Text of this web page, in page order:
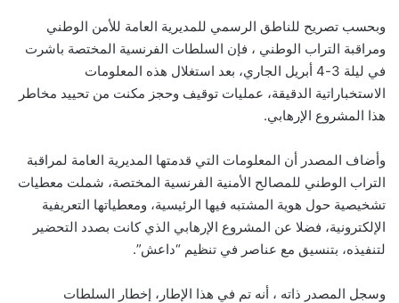
وبحسب تصريح للناطق الرسمي للمديرية العامة للأمن الوطني
ومراقبة التراب الوطني ، فإن السلطات الفرنسية المختصة باشرت
في ليلة 3-4 أبريل الجاري، بعد استغلال هذه المعلومات
الاستخباراتية الدقيقة، عمليات توقيف وحجز مكنت من تحييد مخاطر
هذا المشروع الإرهابي.
وأضاف المصدر أن المعلومات التي قدمتها المديرية العامة لمراقبة
التراب الوطني للمصالح الأمنية الفرنسية المختصة، شملت معطيات
تشخيصية حول هوية المشتبه فيها الرئيسية، ومعطياتها التعريفية
الإلكترونية، فضلا عن المشروع الإرهابي الذي كانت بصدد التحضير
لتنفيذه، بتنسيق مع عناصر في تنظيم “داعش”.
وسجل المصدر ذاته ، أنه تم في هذا الإطار، إخطار السلطات